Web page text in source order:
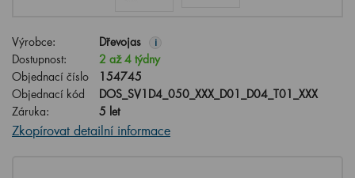
Výrobce: Dřevojas i
Dostupnost:
2 až 4 týdny
Objednací číslo
154745
Objednací kód
DOS_SV1D4_050_XXX_D01_D04_T01_XXX
Záruka:
5 let
Zkopírovat detailní informace